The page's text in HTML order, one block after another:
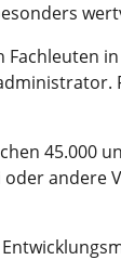
45.000
andere